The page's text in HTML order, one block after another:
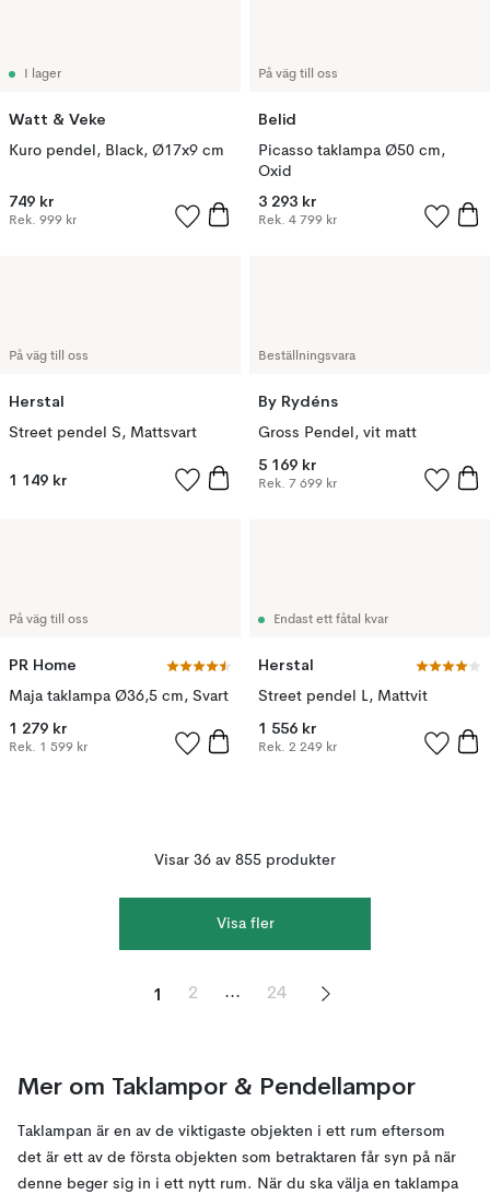
I lager
Watt & Veke
Kuro pendel, Black, Ø17x9 cm
749 kr
Rek. 999 kr
På väg till oss
Belid
Picasso taklampa Ø50 cm,
Oxid
3 293 kr
Rek. 4 799 kr
På väg till oss
Herstal
Street pendel S, Mattsvart
1 149 kr
Beställningsvara
By Rydéns
Gross Pendel, vit matt
5 169 kr
Rek. 7 699 kr
På väg till oss
PR Home
Maja taklampa Ø36,5 cm, Svart
1 279 kr
Rek. 1 599 kr
Endast ett fåtal kvar
Herstal
Street pendel L, Mattvit
1 556 kr
Rek. 2 249 kr
Visar 36 av 855 produkter
Visa fler
1 2 ... 24
Mer om Taklampor & Pendellampor
Taklampan är en av de viktigaste objekten i ett rum eftersom
det är ett av de första objekten som betraktaren får syn på när
denne beger sig in i ett nytt rum. När du ska välja en taklampa